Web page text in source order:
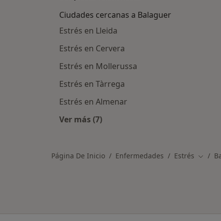
Ciudades cercanas a Balaguer
Estrés en Lleida
Estrés en Cervera
Estrés en Mollerussa
Estrés en Tàrrega
Estrés en Almenar
Ver más (7)
Página De Inicio Enfermedades Estrés